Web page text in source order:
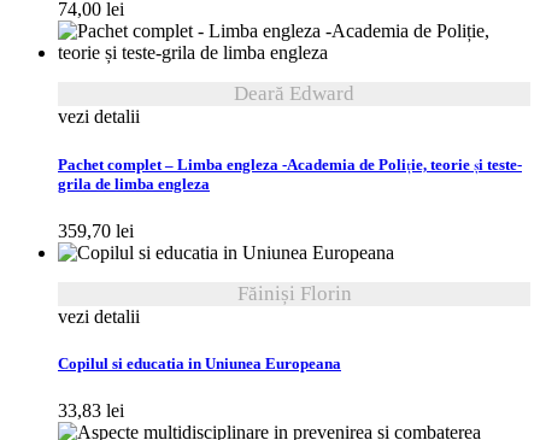
74,00 lei
Deară Edward
vezi detalii
Pachet complet – Limba engleza -Academia de Poliție, teorie și teste-
grila de limba engleza
359,70 lei
Făiniși Florin
vezi detalii
Copilul si educatia in Uniunea Europeana
33,83 lei